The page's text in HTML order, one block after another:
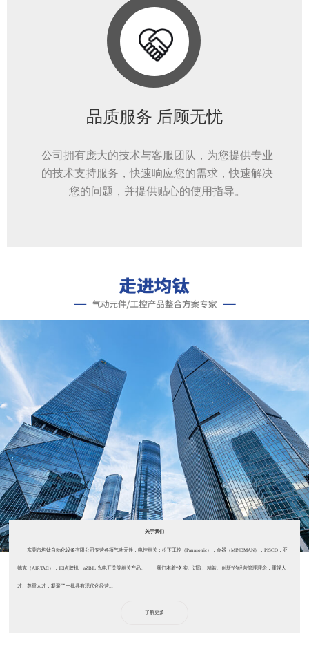
品质服务 后顾无忧
公司拥有庞大的技术与客服团队，为您提供专业
的技术支持服务，快速响应您的需求，快速解决
您的问题，并提供贴心的使用指导。
关于我们
东莞市均钛自动化设备有限公司专营各项气动元件，电控相关：松下工控（Panasonic），金器（MINDMAN），PISCO，亚
德克（AIRTAC），IEI点胶机，aZBIL 光电开关等相关产品。 我们本着“务实、进取、精益、创新”的经营管理理念，重视人
才、尊重人才，凝聚了一批具有现代化经营...
了解更多